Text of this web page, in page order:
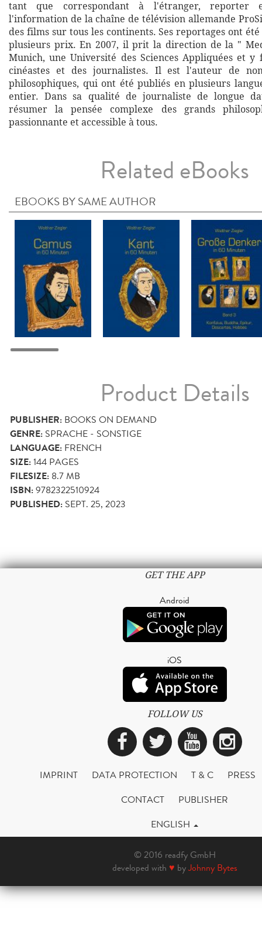
tant que correspondant à l'étranger, reporter
l'information de la chaîne de télévision allemande
des films sur tous les continents. Ses reportages ont
plusieurs prix. En 2007, il prit la direction de la "
Munich, une Université des Sciences Appliquées et y
cinéastes et des journalistes. Il est l'auteur de
philosophiques, qui ont été publiés en plusieurs
entier. Dans sa qualité de journaliste de longue
résumer la pensée complexe des grands
passionnante et accessible à tous.
Related eBooks
EBOOKS BY SAME AUTHOR
Product Details
PUBLISHER: BOOKS ON DEMAND
GENRE: SPRACHE - SONSTIGE
LANGUAGE: FRENCH
SIZE:144 PAGES
FILESIZE: 8.7 MB
ISBN:9782322510924
PUBLISHED: SEPT. 25, 2023
GET THE APP
Android
iOS
FOLLOW US
Facebook
Twitter
IMPRINT DATA PROTECTION T & C
PRESS
CONTACT
PUBLISHER
ENGLISH
© 2016 readfy GmbH
developed with ♥ byJohnny Bytes